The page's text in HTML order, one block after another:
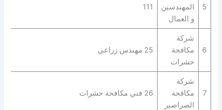
5
المهندسين
و العمال
111
6
شركة
مكافحة
حشرات
25 مهندس زراعي
7
شركة
مكافحة
الصراصير
26 فني مكافحة حشرات